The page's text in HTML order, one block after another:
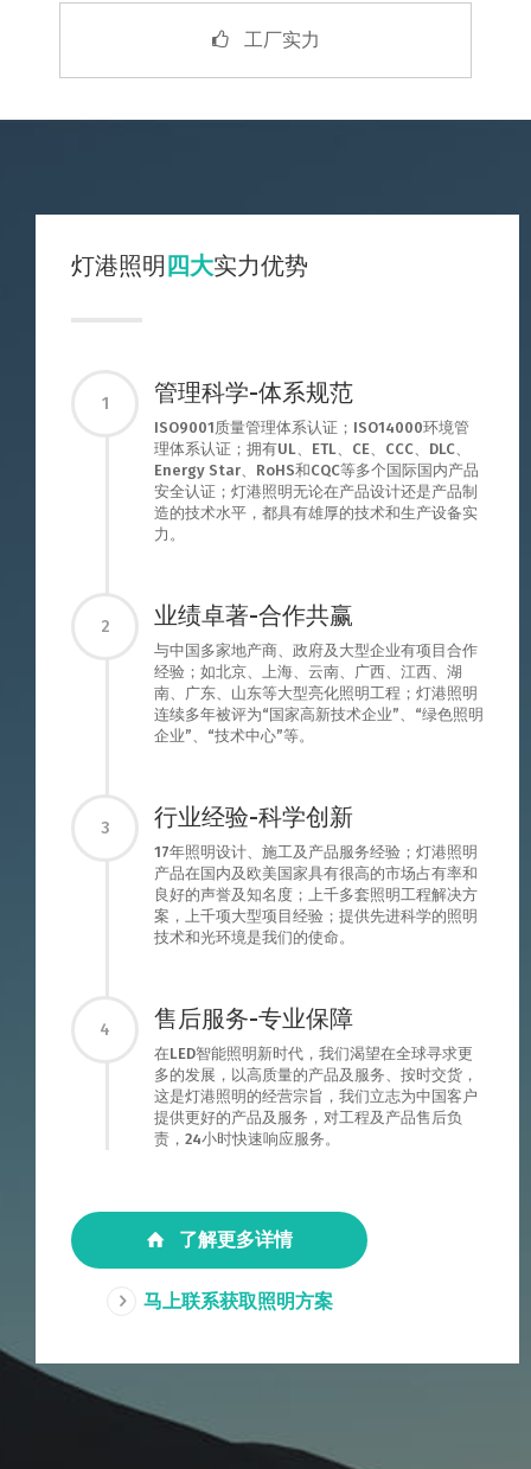
工厂实力
灯港照明四大实力优势
1 管理科学-体系规范
ISO9001质量管理体系认证；ISO14000环境管
理体系认证；拥有UL、ETL、CE、CCC、DLC、
Energy Star、RoHS和CQC等多个国际国内产品
安全认证；灯港照明无论在产品设计还是产品制
造的技术水平，都具有雄厚的技术和生产设备实
力。
2 业绩卓著-合作共赢
与中国多家地产商、政府及大型企业有项目合作
经验；如北京、上海、云南、广西、江西、湖
南、广东、山东等大型亮化照明工程；灯港照明
连续多年被评为“国家高新技术企业”、“绿色照明
企业”、“技术中心”等。
3 行业经验-科学创新
17年照明设计、施工及产品服务经验；灯港照明
产品在国内及欧美国家具有很高的市场占有率和
良好的声誉及知名度；上千多套照明工程解决方
案，上千项大型项目经验；提供先进科学的照明
技术和光环境是我们的使命。
4 售后服务-专业保障
在LED智能照明新时代，我们渴望在全球寻求更
多的发展，以高质量的产品及服务、按时交货，
这是灯港照明的经营宗旨，我们立志为中国客户
提供更好的产品及服务，对工程及产品售后负
责，24小时快速响应服务。
了解更多详情
马上联系获取照明方案